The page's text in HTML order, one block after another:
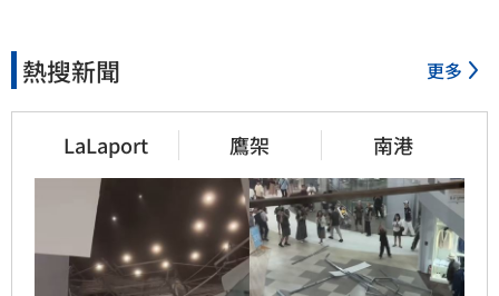
熱搜新聞 更多
LaLaport 鷹架 南港